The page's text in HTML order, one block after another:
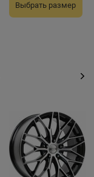
Выбрать размер